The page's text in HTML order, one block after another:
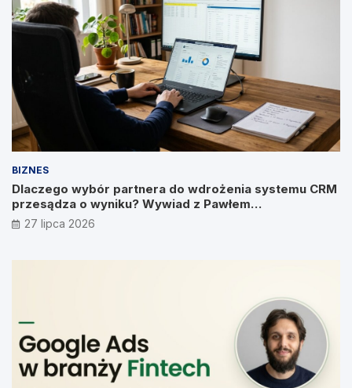
BIZNES
Dlaczego wybór partnera do wdrożenia systemu CRM
przesądza o wyniku? Wywiad z Pawłem
Prymakowskim, CEO IT Vision
27 lipca 2026